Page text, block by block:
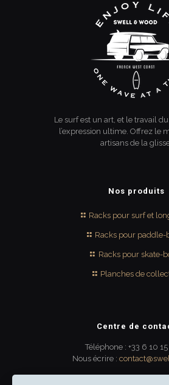
Le surf est un art, et le travail
l’expression ultime. Offrez le
artisans de la
Nos produits
Racks pour surf et
Racks pour paddle-
Racks pour skate-
Planches de
Centre de
Téléphone : +33 6 10 15
Nous écrire :